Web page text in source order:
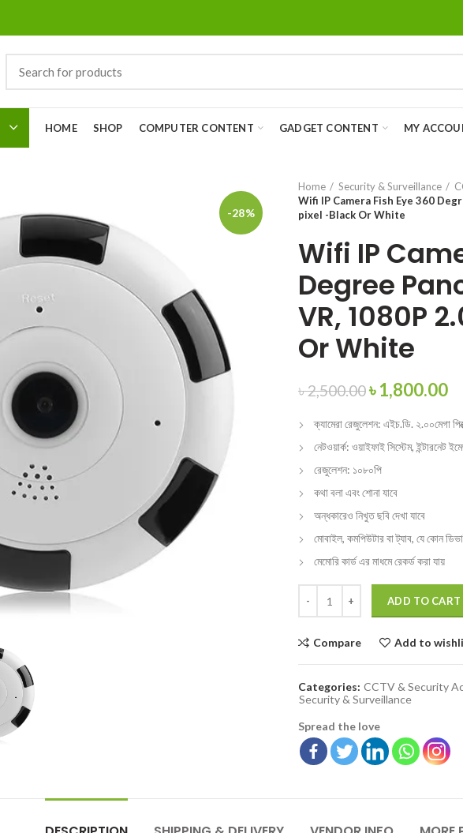
HOME SHOP COMPUTER CONTENT GADGET CONTENT MY
-28%
Home Security & Surveillance
Wifi IP Camera Fish Eye 360
pixel -Black Or White
Wifi IP
Degree
VR, 1080P
Or White
৳2,500.00৳1,800.00
ক্যামেরা রেজুলেশন: এইচ.ডি. ২.০০মেগা
নেটওয়ার্ক: ওয়াইফাই সিস্টেম, ইন্টারনেট
রেজুলেশন: ১০৮০পি
কথা বলা এবং শোনা যাবে
অন্ধকারেও নিখুত ছবি দেখা যাবে
মোবাইল, কমপিউটার বা ট্যাব, যে কোন
মেমোরি কার্ড এর মাধমে রেকর্ড করা যায়
ADD TO CART
Compare Add to
Categories: CCTV & Security
Security & Surveillance
Spread the love